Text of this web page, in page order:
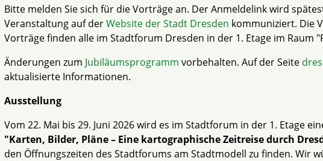
Bitte melden Sie sich für die Vorträge an. Der Anmeldelink wird
Veranstaltung auf derWebsite der Stadt Dresden kommuniziert. Die
Vorträge finden alle im Stadtforum Dresden in der 1. Etage im Raum
Änderungen zum Jubiläumsprogramm vorbehalten. Auf der Seite
aktualisierte Informationen.
Ausstellung
Vom 22. Mai bis 29. Juni 2026 wird es im Stadtforum in der 1. Etage
"Karten, Bilder, Pläne – Eine kartographische Zeitreise durch
den Öffnungszeiten des Stadtforums am Stadtmodell zu finden. Wir